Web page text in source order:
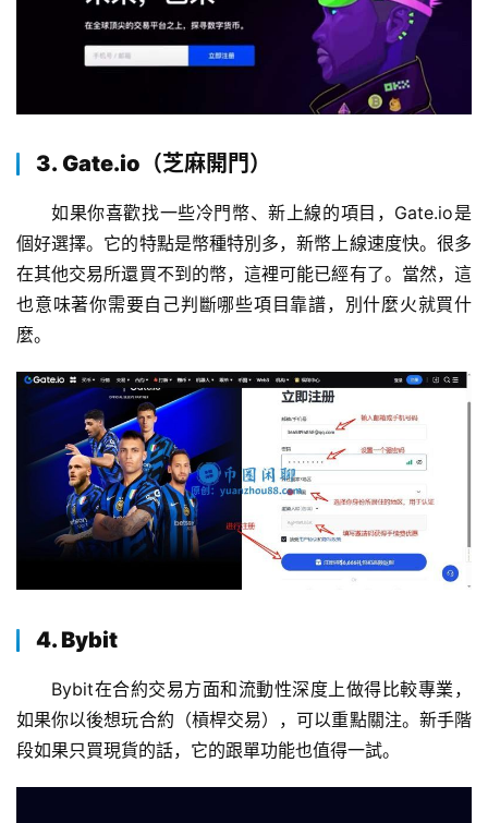
3. Gate.io（芝麻開門）
如果你喜歡找一些冷門幣、新上線的項目，Gate.io是
個好選擇。它的特點是幣種特別多，新幣上線速度快。很多
在其他交易所還買不到的幣，這裡可能已經有了。當然，這
也意味著你需要自己判斷哪些項目靠譜，別什麼火就買什
麼。
4. Bybit
Bybit在合約交易方面和流動性深度上做得比較專業，
如果你以後想玩合約（槓桿交易），可以重點關注。新手階
段如果只買現貨的話，它的跟單功能也值得一試。